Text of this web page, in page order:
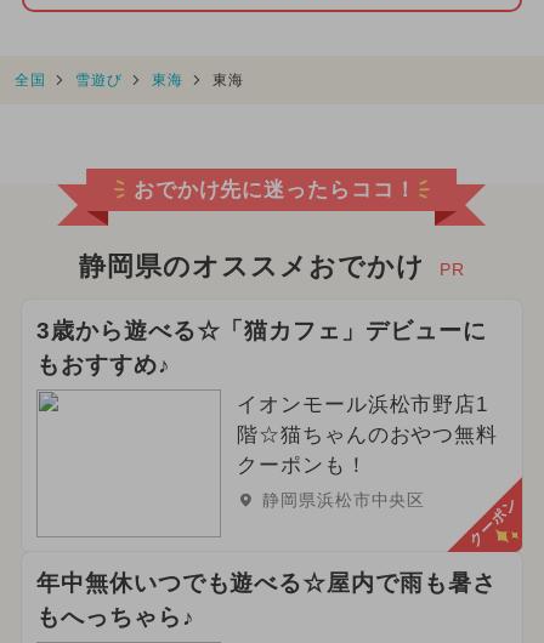
全国 雪遊び 東海 東海
おでかけ先に迷ったらココ！
静岡県のオススメおでかけ PR
3歳から遊べる☆「猫カフェ」デビューに
もおすすめ♪
イオンモール浜松市野店1
階☆猫ちゃんのおやつ無料
クーポンも！
静岡県浜松市中央区 クーポン
年中無休いつでも遊べる☆屋内で雨も暑さ
もへっちゃら♪